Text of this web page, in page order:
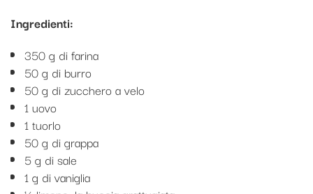
Ingredienti:
350 g di farina
50 g di burro
50 g di zucchero a velo
1 uovo
1 tuorlo
50 g di grappa
5 g di sale
1 g di vaniglia